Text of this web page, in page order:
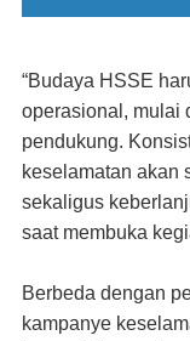
“Budaya HSSE
operasional, mulai
pendukung.
keselamatan akan
sekaligus
saat membuka
Berbeda dengan
kampanye